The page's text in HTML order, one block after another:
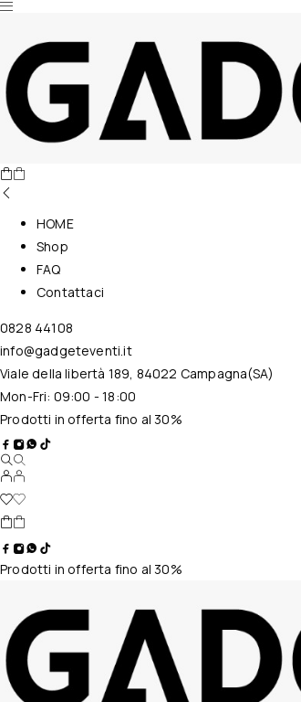
Nessun prodotto nel carrello.
HOME
Shop
FAQ
Contattaci
0828 44108
info@gadgeteventi.it
Viale della libertà 189, 84022 Campagna(SA)
Mon-Fri: 09:00 - 18:00
Prodotti in offerta fino al 30%
Prodotti in offerta fino al 30%